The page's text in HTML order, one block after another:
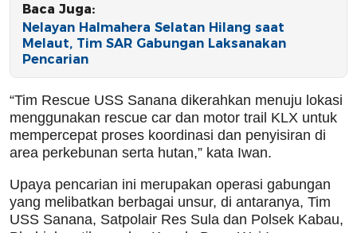
Baca Juga:
Nelayan Halmahera Selatan Hilang saat
Melaut, Tim SAR Gabungan Laksanakan
Pencarian
“Tim Rescue USS Sanana dikerahkan menuju lokasi
menggunakan rescue car dan motor trail KLX untuk
mempercepat proses koordinasi dan penyisiran di
area perkebunan serta hutan,” kata Iwan.
Upaya pencarian ini merupakan operasi gabungan
yang melibatkan berbagai unsur, di antaranya, Tim
USS Sanana, Satpolair Res Sula dan Polsek Kabau,